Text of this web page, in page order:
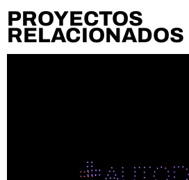
PROYECTOS
RELACIONADOS